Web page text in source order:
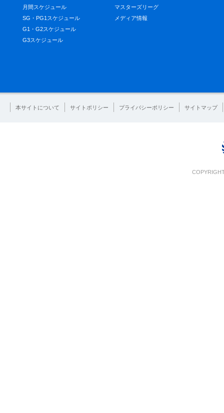
月間スケジュール
SG・PG1スケジュール
G1・G2スケジュール
G3スケジュール
マスターズリーグ
メディア情報
本サイトについて サイトポリシー プライバシーポリシー サイトマップ